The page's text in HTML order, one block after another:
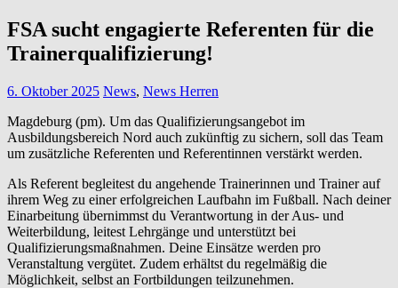
FSA sucht engagierte Referenten für die
Trainerqualifizierung!
6. Oktober 2025 News, News Herren
Magdeburg (pm). Um das Qualifizierungsangebot im
Ausbildungsbereich Nord auch zukünftig zu sichern, soll das Team
um zusätzliche Referenten und Referentinnen verstärkt werden.
Als Referent begleitest du angehende Trainerinnen und Trainer auf
ihrem Weg zu einer erfolgreichen Laufbahn im Fußball. Nach deiner
Einarbeitung übernimmst du Verantwortung in der Aus- und
Weiterbildung, leitest Lehrgänge und unterstützt bei
Qualifizierungsmaßnahmen. Deine Einsätze werden pro
Veranstaltung vergütet. Zudem erhältst du regelmäßig die
Möglichkeit, selbst an Fortbildungen teilzunehmen.